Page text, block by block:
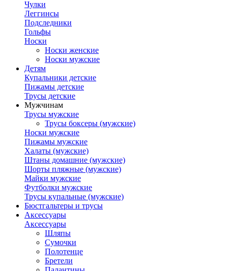
Чулки
Леггинсы
Подследники
Гольфы
Носки
Носки женские
Носки мужские
Детям
Купальники детские
Пижамы детские
Трусы детские
Мужчинам
Трусы мужские
Трусы боксеры (мужские)
Носки мужские
Пижамы мужские
Халаты (мужские)
Штаны домашние (мужские)
Шорты пляжные (мужские)
Майки мужские
Футболки мужские
Трусы купальные (мужские)
Бюстгальтеры и трусы
Аксессуары
Аксессуары
Шляпы
Сумочки
Полотенце
Бретели